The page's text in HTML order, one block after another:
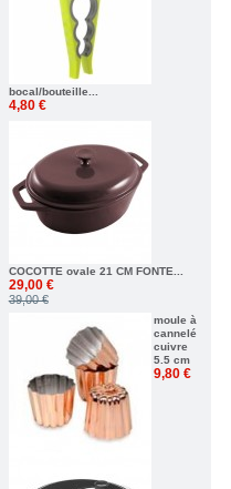
bocal/bouteille...
4,80 €
COCOTTE ovale 21 CM FONTE...
29,00 €
39,00 €
moule à
cannelé
cuivre
5.5 cm
9,80 €